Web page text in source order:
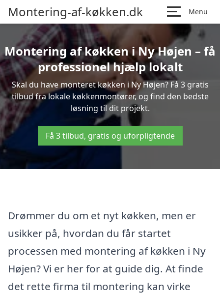
Montering-af-køkken.dk Menu
Montering af køkken i Ny Højen – få
professionel hjælp lokalt
Skal du have monteret køkken i Ny Højen? Få 3 gratis
tilbud fra lokale køkkenmontører, og find den bedste
løsning til dit projekt.
Få 3 tilbud, gratis og uforpligtende
Drømmer du om et nyt køkken, men er
usikker på, hvordan du får startet
processen med montering af køkken i Ny
Højen? Vi er her for at guide dig. At finde
det rette firma til montering kan virke